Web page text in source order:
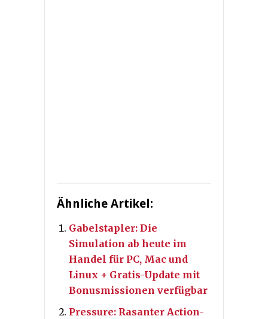
Ähnliche Artikel:
Gabelstapler: Die
Simulation ab heute im
Handel für PC, Mac und
Linux + Gratis-Update mit
Bonusmissionen verfügbar
Pressure: Rasanter Action-